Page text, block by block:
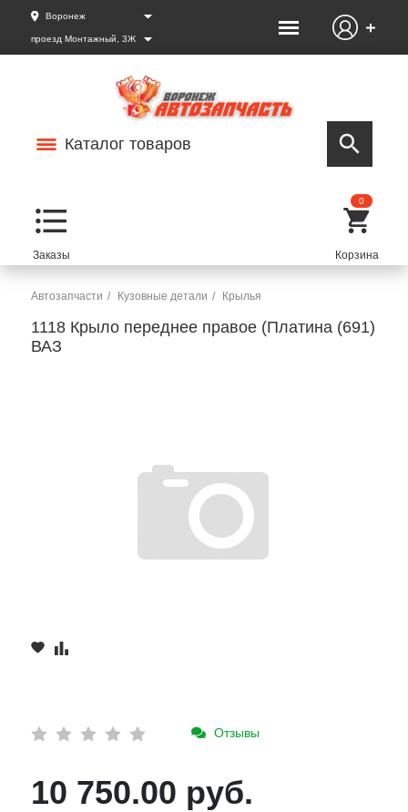
Воронеж
проезд Монтажный, 3Ж
Каталог товаров
0
Автозапчасти Кузовные детали Крылья
1118 Крыло переднее правое (Платина (691)
ВАЗ
Отзывы
10 750.00 руб.